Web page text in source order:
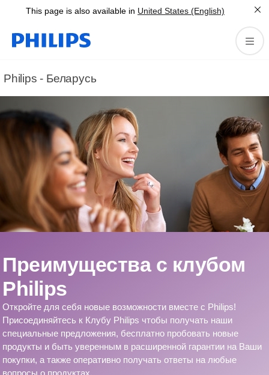
This page is also available in United States (English)
Philips - Беларусь
Преимущества с клубом
Philips
Откройте для себя новые возможности вместе с Philips!
Присоединяйтесь к Клубу Philips чтобы получать наши
специальные предложения, бесплатно пробовать новые
продукты и быть уверенным в расширенной гарантии на Ваши
покупки, а также оперативно получать ответы на любые
вопросы о продуктах.